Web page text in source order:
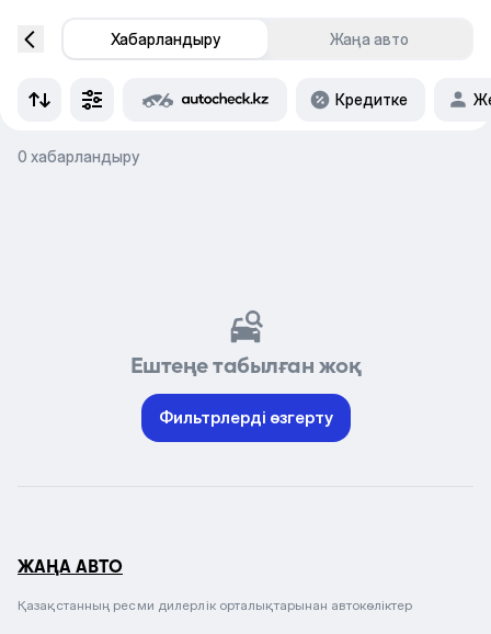
Хабарландыру Жаңа авто
Кредитке
0 хабарландыру
Ештеңе табылған жоқ
Фильтрлерді өзгерту
ЖАҢА АВТО
Қазақстанның ресми дилерлік орталықтарынан автокөліктер